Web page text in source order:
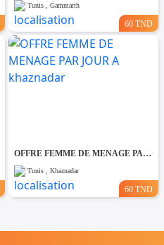
Tunis , Gammarth
60 TND
OFFRE FEMME DE MENAGE PAR JOUR A khaznadar
Tunis , Khaznadar
60 TND